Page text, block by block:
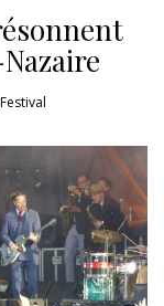
Festival